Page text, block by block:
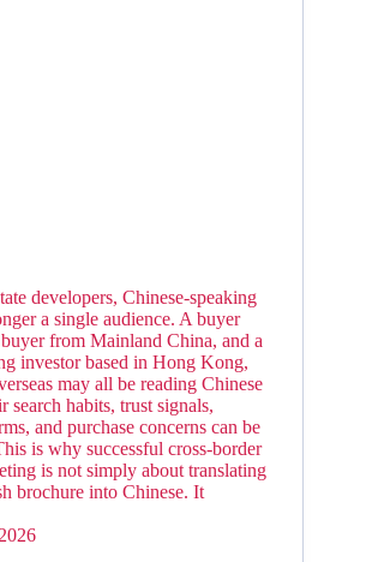
developers, Chinese-speaking
a single audience. A buyer
from Mainland China, and a
investor based in Hong Kong,
may all be reading Chinese
search habits, trust signals,
and purchase concerns can be
is why successful cross-border
is not simply about translating
brochure into Chinese. It